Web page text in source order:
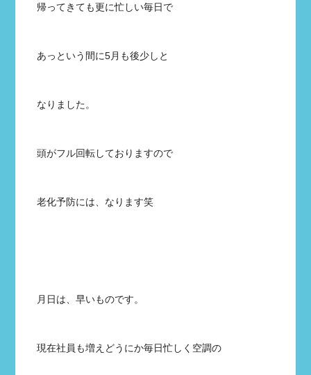
帰ってきても更に忙しい毎日で
あっという間に5月も後少しと
なりました。
頭がフル回転しておりますので
老化予防には、なります笑
月日は、早いものです。
現在社員も増えどうにか毎日忙しく空調の